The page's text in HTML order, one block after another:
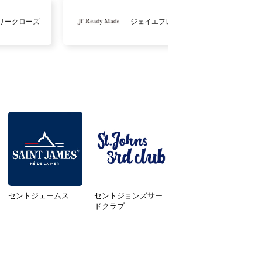
ークローズ ジェイエフレディメイド
セントジェームス
セントジョンズサー
ドクラブ